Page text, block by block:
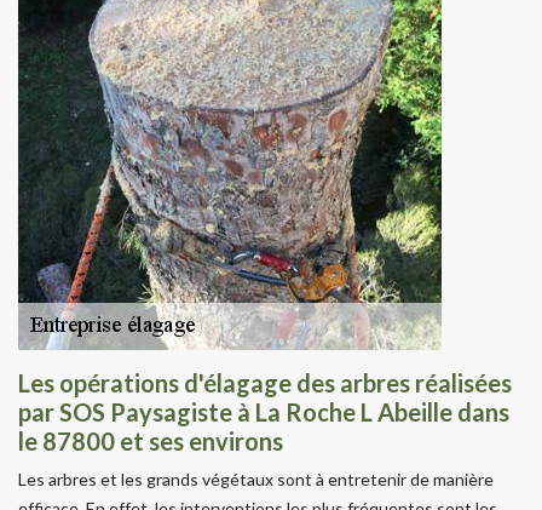
Les opérations d'élagage des arbres réalisées
par SOS Paysagiste à La Roche L Abeille dans
le 87800 et ses environs
Les arbres et les grands végétaux sont à entretenir de manière